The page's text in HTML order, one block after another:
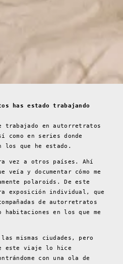
has estado trabajando
trabajado en autorretratos
como en series donde
los que he estado.
vez a otros países. Ahí
y documentar cómo me
polaroids. De este
exposición individual, que
de autorretratos
habitaciones en los que me
mismas ciudades, pero
este viaje lo hice
con una ola de